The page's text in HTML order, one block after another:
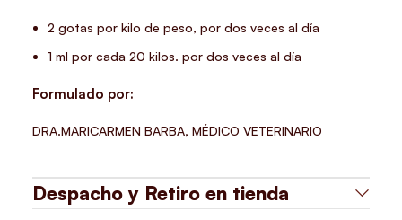
2 gotas por kilo de peso, por dos veces al día
1 ml por cada 20 kilos. por dos veces al día
Formulado por:
DRA.MARICARMEN BARBA, MÉDICO VETERINARIO
Despacho y Retiro en tienda